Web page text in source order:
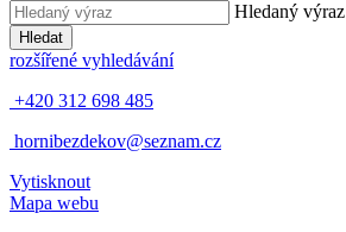
Hledaný výraz
Hledat
rozšířené vyhledávání
+420 312 698 485
hornibezdekov@seznam.cz
Vytisknout
Mapa webu